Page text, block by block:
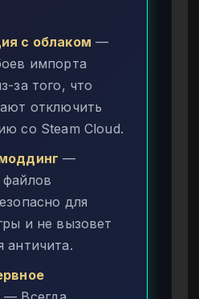
с облаком —
импорта
за того, что
отключить
со Steam Cloud.
—
для
и не вызовет
античита.